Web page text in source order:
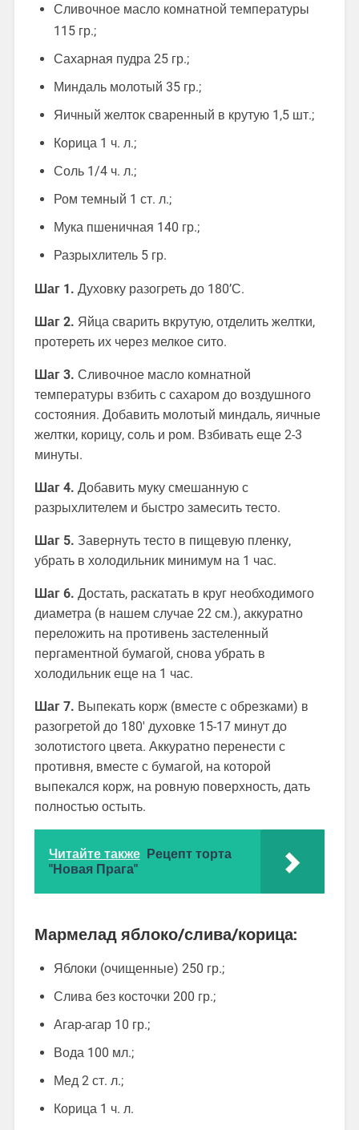
Сливочное масло комнатной температуры
115 гр.;
Сахарная пудра 25 гр.;
Миндаль молотый 35 гр.;
Яичный желток сваренный в крутую 1,5 шт.;
Корица 1 ч. л.;
Соль 1/4 ч. л.;
Ром темный 1 ст. л.;
Мука пшеничная 140 гр.;
Разрыхлитель 5 гр.
Шаг 1. Духовку разогреть до 180’С.
Шаг 2. Яйца сварить вкрутую, отделить желтки,
протереть их через мелкое сито.
Шаг 3. Сливочное масло комнатной
температуры взбить с сахаром до воздушного
состояния. Добавить молотый миндаль, яичные
желтки, корицу, соль и ром. Взбивать еще 2-3
минуты.
Шаг 4. Добавить муку смешанную с
разрыхлителем и быстро замесить тесто.
Шаг 5. Завернуть тесто в пищевую пленку,
убрать в холодильник минимум на 1 час.
Шаг 6. Достать, раскатать в круг необходимого
диаметра (в нашем случае 22 см.), аккуратно
переложить на противень застеленный
пергаментной бумагой, снова убрать в
холодильник еще на 1 час.
Шаг 7. Выпекать корж (вместе с обрезками) в
разогретой до 180′ духовке 15-17 минут до
золотистого цвета. Аккуратно перенести с
противня, вместе с бумагой, на которой
выпекался корж, на ровную поверхность, дать
полностью остыть.
Читайте также Рецепт торта
"Новая Прага"
Мармелад яблоко/слива/корица:
Яблоки (очищенные) 250 гр.;
Слива без косточки 200 гр.;
Агар-агар 10 гр.;
Вода 100 мл.;
Мед 2 ст. л.;
Корица 1 ч. л.